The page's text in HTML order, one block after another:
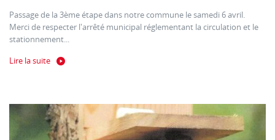
Passage de la 3ème étape dans notre commune le samedi 6 avril.
Merci de respecter l'arrêté municipal réglementant la circulation et le
stationnement...
Lire la suite